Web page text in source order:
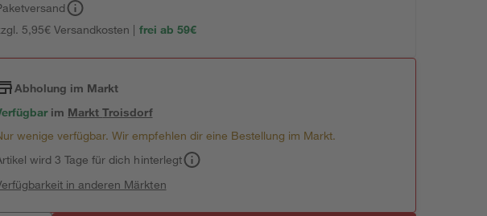
5,95€ Versandkosten | frei ab 59€
Abholung im Markt
im MarktTroisdorf
wenige verfügbar. Wir empfehlen dir eine Bestellung im Markt.
wird 3 Tage für dich hinterlegt
in anderen Märkten